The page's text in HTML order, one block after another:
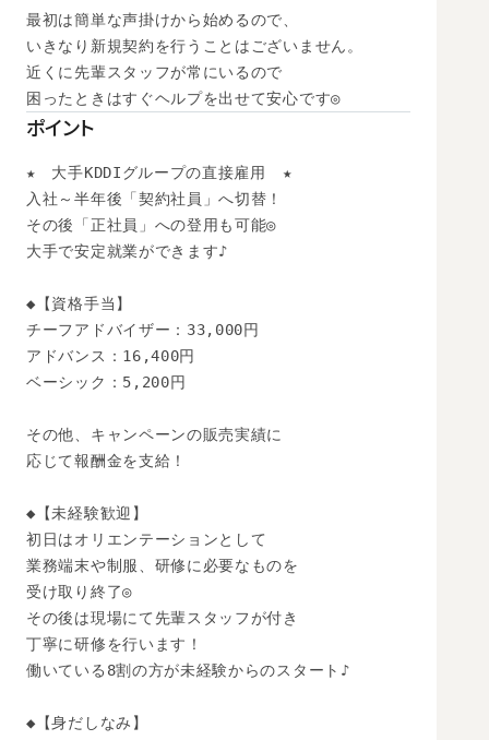
最初は簡単な声掛けから始めるので、
いきなり新規契約を行うことはございません。
近くに先輩スタッフが常にいるので
困ったときはすぐヘルプを出せて安心です◎
ポイント
★　大手KDDIグループの直接雇用　★
入社～半年後「契約社員」へ切替！
その後「正社員」への登用も可能◎
大手で安定就業ができます♪
◆【資格手当】
チーフアドバイザー：33,000円
アドバンス：16,400円
ベーシック：5,200円
その他、キャンペーンの販売実績に
応じて報酬金を支給！
◆【未経験歓迎】
初日はオリエンテーションとして
業務端末や制服、研修に必要なものを
受け取り終了◎
その後は現場にて先輩スタッフが付き
丁寧に研修を行います！
働いている8割の方が未経験からのスタート♪
◆【身だしなみ】